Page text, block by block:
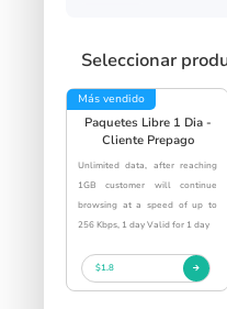
Seleccionar
Más vendido
Paquetes Libre 1 Dia -
Cliente Prepago
Unlimited data, after reaching
1GB customer will continue
browsing at a speed of up to
256 Kbps, 1 day Valid for 1 day
$1.8